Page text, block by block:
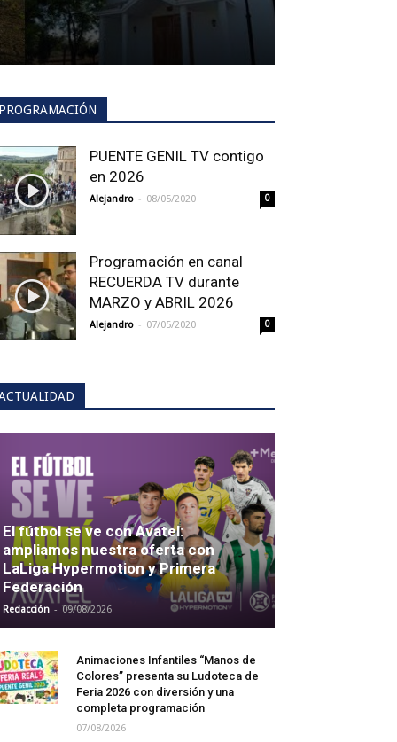
PUENTE GENIL TV contigo
en 2026
Alejandro - 08/05/2020 0
Programación en canal
RECUERDA TV durante
MARZO y ABRIL 2026
Alejandro - 07/05/2020 0
El fútbol se ve con Avatel:
ampliamos nuestra oferta con
LaLiga Hypermotion y Primera
Federación
Redacción - 09/08/2026
Animaciones Infantiles “Manos de
Colores” presenta su Ludoteca de
Feria 2026 con diversión y una
completa programación
07/08/2026